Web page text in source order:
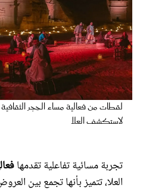
لقطات من فعالية ‏مساء الحِجر
لاستكشف العلا
تجربة مسائية تفاعلية تقدمها
العلا، تتميز بأنها تجمع بين
فيديو
مطبخ سيدتي
مقالات الرأي
ستايل
تقارير
عروس سيدتي